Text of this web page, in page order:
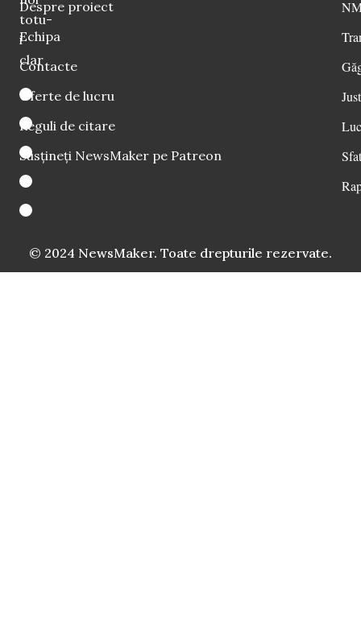
totu-
i
clar
Despre proiect
Echipa
Contacte
Oferte de lucru
Reguli de citare
Susțineți NewsMaker pe Patreon
© 2024 NewsMaker. Toate drepturile rezervate.